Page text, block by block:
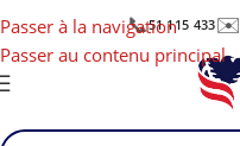
Passer à la navigation
Passer au contenu principal
📞51 115 433✉️